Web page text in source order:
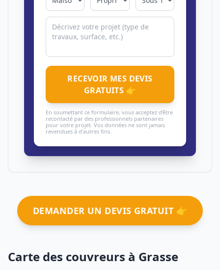
RECEVOIR MES DEVIS
GRATUITS 👉
En soumettant ce formulaire, vous acceptez d'être
recontacté par des professionnels partenaires
pour votre projet. Vos données ne sont jamais
revendues à d'autres fins.
DEMANDER UN DEVIS GRATUIT 👉
Carte des couvreurs à Grasse